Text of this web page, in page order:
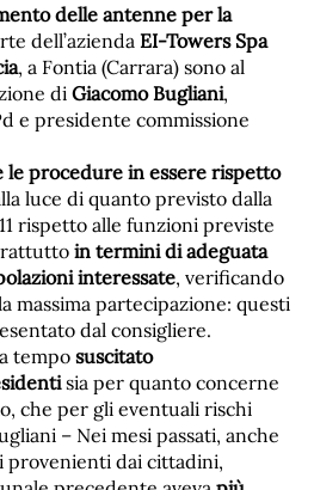
delle antenne per la
dell’azienda EI-Towers Spa
, a Fontia (Carrara) sono al
di Giacomo Bugliani,
e presidente commissione
le procedure in essere rispetto
luce di quanto previsto dalla
rispetto alle funzioni previste
in termini di adeguata
interessate, verificando
massima partecipazione: questi
dal consigliere.
tempo suscitato
sia per quanto concerne
che per gli eventuali rischi
– Nei mesi passati, anche
provenienti dai cittadini,